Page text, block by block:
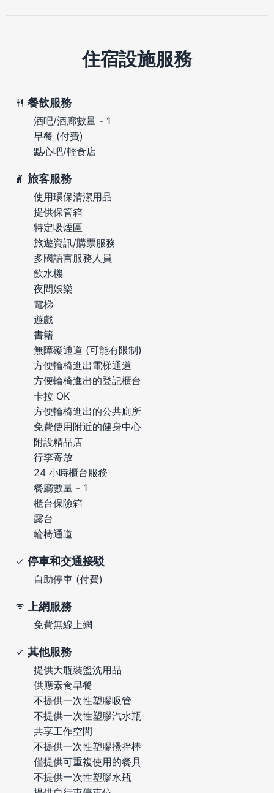
住宿設施服務
餐飲服務
酒吧/酒廊數量 - 1
早餐 (付費)
點心吧/輕食店
旅客服務
使用環保清潔用品
提供保管箱
特定吸煙區
旅遊資訊/購票服務
多國語言服務人員
飲水機
夜間娛樂
電梯
遊戲
書籍
無障礙通道 (可能有限制)
方便輪椅進出電梯通道
方便輪椅進出的登記櫃台
卡拉 OK
方便輪椅進出的公共廁所
免費使用附近的健身中心
附設精品店
行李寄放
24 小時櫃台服務
餐廳數量 - 1
櫃台保險箱
露台
輪椅通道
停車和交通接駁
自助停車 (付費)
上網服務
免費無線上網
其他服務
提供大瓶裝盥洗用品
供應素食早餐
不提供一次性塑膠吸管
不提供一次性塑膠汽水瓶
共享工作空間
不提供一次性塑膠攪拌棒
僅提供可重複使用的餐具
不提供一次性塑膠水瓶